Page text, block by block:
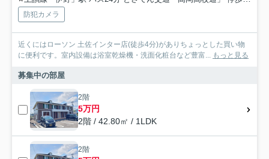
防犯カメラ
近くにはローソン 土佐インター店(徒歩4分)がありちょっとした買い物
に便利です。室内設備は浴室乾燥機・洗面化粧台など豊富... もっと見る
募集中の部屋
2階
5万円
2階 / 42.80㎡ / 1LDK
2階